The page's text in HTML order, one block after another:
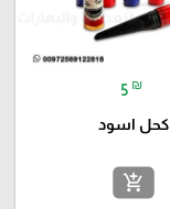
5 ₪
كحل اسود
add_shopping_cart